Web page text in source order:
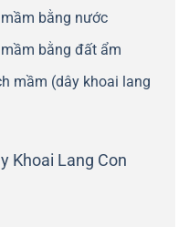
bằng nước
bằng đất ẩm
mầm (dây khoai lang
Khoai Lang Con